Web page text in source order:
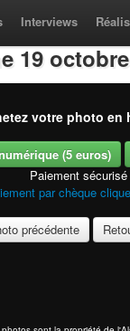
Interviews
19
votre photo en
(5 euros)
Paiement
par chèque
précédente